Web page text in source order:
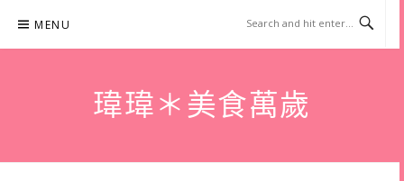
content
MENU
瑋瑋＊美食萬歲